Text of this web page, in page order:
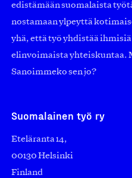
edistämään suomalaista
nostamaan ylpeyttä
yhä, että työ yhdistää ihmisiä
elinvoimaista yhteiskuntaa.
Sanoimmeko sen jo?
Suomalainen työ ry
Eteläranta 14,
00130 Helsinki
Finland